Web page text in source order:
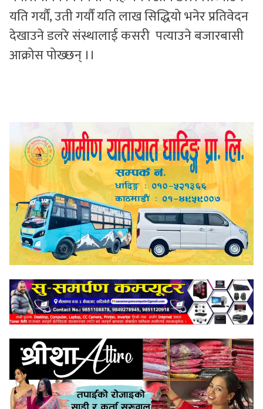
यति गर्यौं, उती गर्यौं यति लाख सिद्धियो भनेर प्रतिवेदन
देखाउने डलरे संस्थालाई कसरी पत्याउने बजारबासी
आक्रोस पोख्छन् ।।